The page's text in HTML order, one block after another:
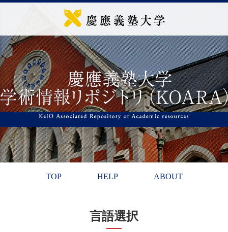
TOP HELP ABOUT
言語選択